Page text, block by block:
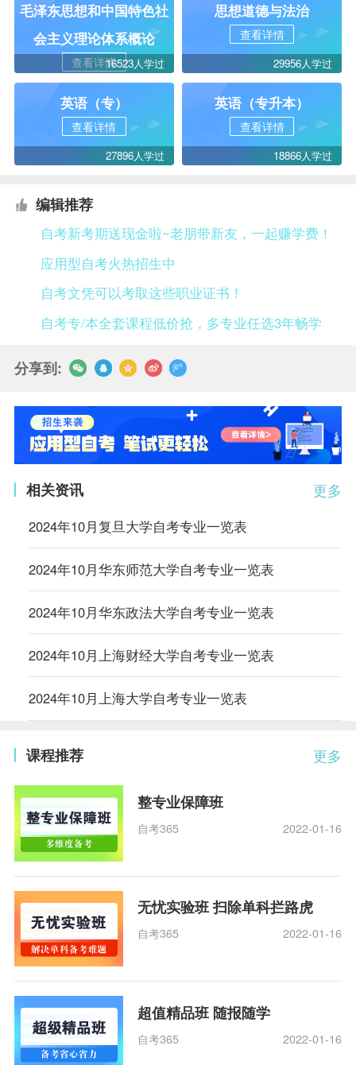
毛泽东思想和中国特色社
会主义理论体系概论
查看详情16523人学过
思想道德与法治
查看详情
29956人学过
英语（专）
查看详情
27896人学过
英语（专升本）
查看详情
18866人学过
编辑推荐
自考新考期送现金啦~老朋带新友，一起赚学费！
应用型自考火热招生中
自考文凭可以考取这些职业证书！
自考专/本全套课程低价抢，多专业任选3年畅学
分享到:
更多
相关资讯
2024年10月复旦大学自考专业一览表
2024年10月华东师范大学自考专业一览表
2024年10月华东政法大学自考专业一览表
2024年10月上海财经大学自考专业一览表
2024年10月上海大学自考专业一览表
更多
课程推荐
整专业保障班
自考365 2022-01-16
无忧实验班 扫除单科拦路虎
自考365 2022-01-16
超值精品班 随报随学
自考365 2022-01-16